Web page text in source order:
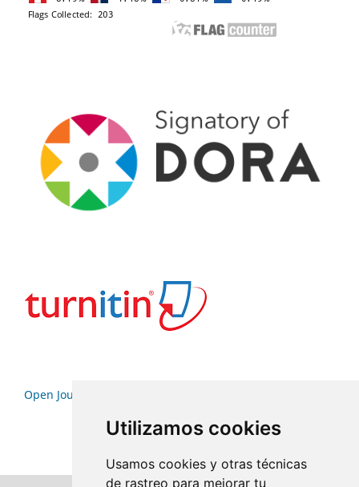
Utilizamos cookies
Usamos cookies y otras técnicas
de rastreo para mejorar tu
Open Journal Systems